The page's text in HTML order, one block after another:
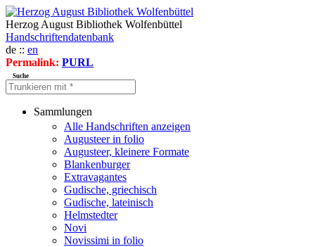
Herzog August Bibliothek Wolfenbüttel
Handschriftendatenbank
de :: en
Permalink: PURL
Suche
Sammlungen
Alle Handschriften anzeigen
Augusteer in folio
Augusteer, kleinere Formate
Blankenburger
Extravagantes
Gudische, griechisch
Gudische, lateinisch
Helmstedter
Novi
Novissimi in folio